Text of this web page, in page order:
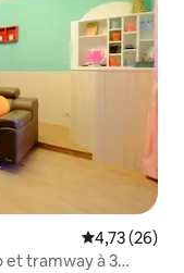
Évaluation
4,73 (26)
et tramway à 3